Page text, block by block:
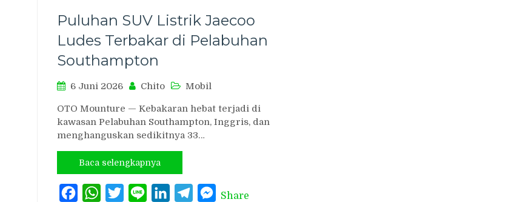
Puluhan SUV Listrik Jaecoo
Ludes Terbakar di Pelabuhan
Southampton
6 Juni 2026 Chito Mobil
OTO Mounture — Kebakaran hebat terjadi di
kawasan Pelabuhan Southampton, Inggris, dan
menghanguskan sedikitnya 33…
Baca selengkapnya
FacebookWhatsAppTwitterLine LinkedInTelegramMessenger
Share